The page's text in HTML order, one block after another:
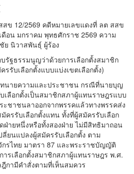
ข 12/2569 คดีหมายเลขแดงที่ ลต สสข
ดือน มกราคม พุทธศักราช 2569 ความ
ย นิวาสพันธุ์ ผู้ร้อง
รัฐธรรมนูญว่าด้วยการเลือกตั้งสมาชิก
รับเลือกตั้งแบบแบ่งเขตเลือกตั้ง)
ทนายความและประชาชน กรณีที่นายบุญ
เลือกตั้งเป็นสมาชิกสภาผู้แทนราษฎรแบบ
ะชาชนลาออกจากพรรคแล้วทางพรรคส่ง
ครรับเลือกตั้งแทน ทั้งที่ผู้สมัครรับเลือก
ฝ่ายหนึ่งหรือทั้งสองฝ่าย ไม่มีสิทธิมาถอน
ลี่ยนแปลงผู้สมัครรับเลือกตั้ง ตาม
รไทย มาตรา 87 และพระราชบัญญัติ
รเลือกตั้งสมาชิกสภาผู้แทนราษฎร พ.ศ.
กามีคําสั่งตามที่เห็นสมควร